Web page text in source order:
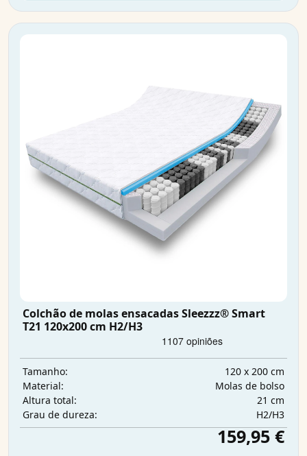
Colchão de molas ensacadas Sleezzz® Smart
T21 120x200 cm H2/H3
Tamanho:
120 x 200 cm
Material:
Molas de bolso
Altura total:
21 cm
Grau de dureza:
H2/H3
159,95 €